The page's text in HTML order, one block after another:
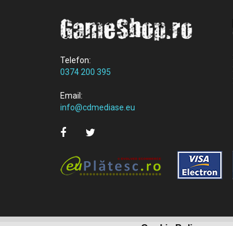
Telefon:
0374 200 395
Email:
info@cdmediase.eu